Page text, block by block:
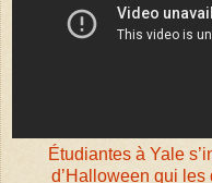
Étudiantes à Yale
d’Halloween qui